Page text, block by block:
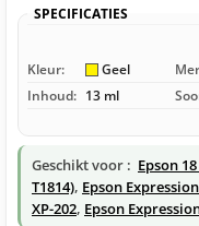
SPECIFICATIES
Kleur: Geel
Inhoud: 13 ml
Geschikt voor : Epson
T1814), Epson
XP-202, Epson